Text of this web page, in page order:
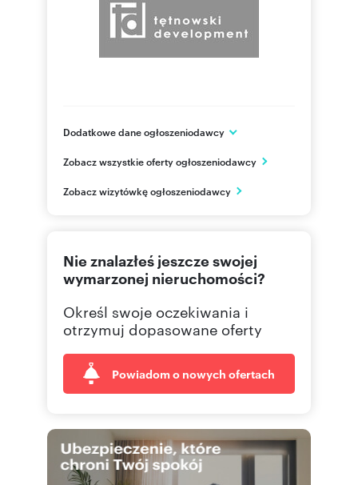
Dodatkowe dane ogłoszeniodawcy
ul. Wrocławska 80
małopolskie
12 630 Pokaż telefon
601 95 Pokaż telefon
Zobacz wszystkie oferty ogłoszeniodawcy
Zobacz wizytówkę ogłoszeniodawcy
Nie znalazłeś jeszcze swojej
wymarzonej nieruchomości?
Określ swoje oczekiwania i
otrzymuj dopasowane oferty
Powiadom o nowych ofertach